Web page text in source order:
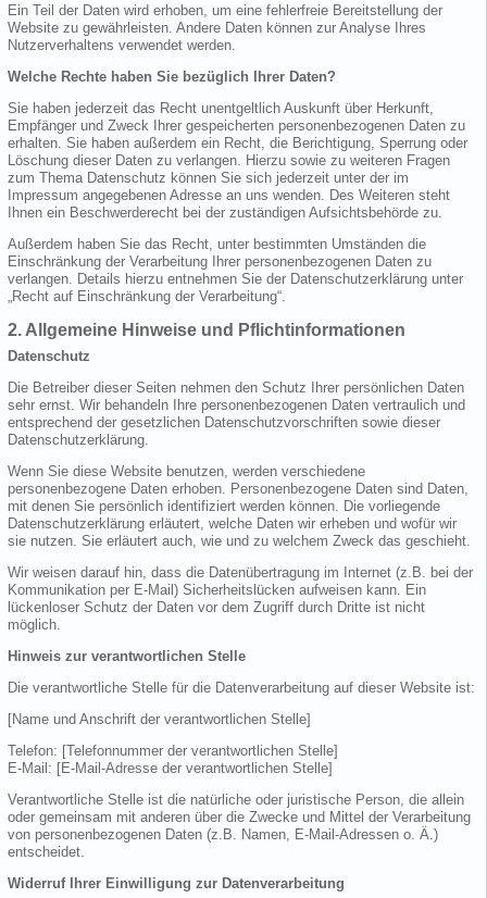
Ein Teil der Daten wird erhoben, um eine fehlerfreie Bereitstellung der
Website zu gewährleisten. Andere Daten können zur Analyse Ihres
Nutzerverhaltens verwendet werden.
Welche Rechte haben Sie bezüglich Ihrer Daten?
Sie haben jederzeit das Recht unentgeltlich Auskunft über Herkunft,
Empfänger und Zweck Ihrer gespeicherten personenbezogenen Daten zu
erhalten. Sie haben außerdem ein Recht, die Berichtigung, Sperrung oder
Löschung dieser Daten zu verlangen. Hierzu sowie zu weiteren Fragen
zum Thema Datenschutz können Sie sich jederzeit unter der im
Impressum angegebenen Adresse an uns wenden. Des Weiteren steht
Ihnen ein Beschwerderecht bei der zuständigen Aufsichtsbehörde zu.
Außerdem haben Sie das Recht, unter bestimmten Umständen die
Einschränkung der Verarbeitung Ihrer personenbezogenen Daten zu
verlangen. Details hierzu entnehmen Sie der Datenschutzerklärung unter
„Recht auf Einschränkung der Verarbeitung“.
2. Allgemeine Hinweise und Pflichtinformationen
Datenschutz
Die Betreiber dieser Seiten nehmen den Schutz Ihrer persönlichen Daten
sehr ernst. Wir behandeln Ihre personenbezogenen Daten vertraulich und
entsprechend der gesetzlichen Datenschutzvorschriften sowie dieser
Datenschutzerklärung.
Wenn Sie diese Website benutzen, werden verschiedene
personenbezogene Daten erhoben. Personenbezogene Daten sind Daten,
mit denen Sie persönlich identifiziert werden können. Die vorliegende
Datenschutzerklärung erläutert, welche Daten wir erheben und wofür wir
sie nutzen. Sie erläutert auch, wie und zu welchem Zweck das geschieht.
Wir weisen darauf hin, dass die Datenübertragung im Internet (z.B. bei der
Kommunikation per E-Mail) Sicherheitslücken aufweisen kann. Ein
lückenloser Schutz der Daten vor dem Zugriff durch Dritte ist nicht
möglich.
Hinweis zur verantwortlichen Stelle
Die verantwortliche Stelle für die Datenverarbeitung auf dieser Website ist:
[Name und Anschrift der verantwortlichen Stelle]
Telefon: [Telefonnummer der verantwortlichen Stelle]
E-Mail: [E-Mail-Adresse der verantwortlichen Stelle]
Verantwortliche Stelle ist die natürliche oder juristische Person, die allein
oder gemeinsam mit anderen über die Zwecke und Mittel der Verarbeitung
von personenbezogenen Daten (z.B. Namen, E-Mail-Adressen o. Ä.)
entscheidet.
Widerruf Ihrer Einwilligung zur Datenverarbeitung